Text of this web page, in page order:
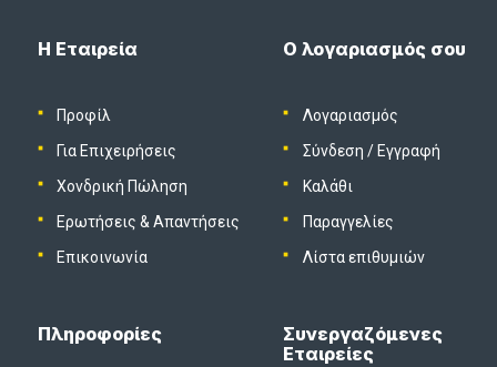
Η Εταιρεία
Προφίλ
Για Επιχειρήσεις
Χονδρική Πώληση
Ερωτήσεις & Απαντήσεις
Επικοινωνία
Ο λογαριασμός σου
Λογαριασμός
Σύνδεση / Εγγραφή
Καλάθι
Παραγγελίες
Λίστα επιθυμιών
Πληροφορίες
Συνεργαζόμενες
Εταιρείες